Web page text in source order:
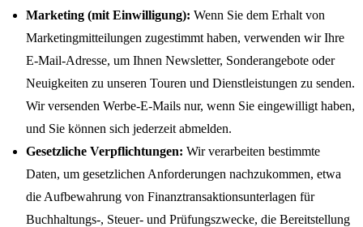
Marketing (mit Einwilligung): Wenn Sie dem Erhalt von
Marketingmitteilungen zugestimmt haben, verwenden wir Ihre
E-Mail-Adresse, um Ihnen Newsletter, Sonderangebote oder
Neuigkeiten zu unseren Touren und Dienstleistungen zu senden.
Wir versenden Werbe-E-Mails nur, wenn Sie eingewilligt haben,
und Sie können sich jederzeit abmelden.
Gesetzliche Verpflichtungen: Wir verarbeiten bestimmte
Daten, um gesetzlichen Anforderungen nachzukommen, etwa
die Aufbewahrung von Finanztransaktionsunterlagen für
Buchhaltungs-, Steuer- und Prüfungszwecke, die Bereitstellung